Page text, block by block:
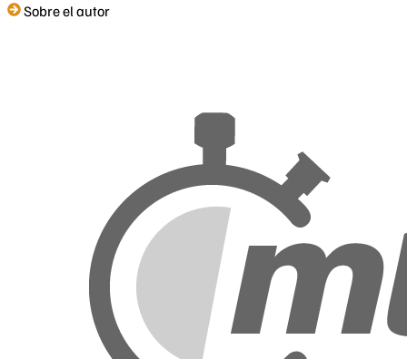
Sobre el autor